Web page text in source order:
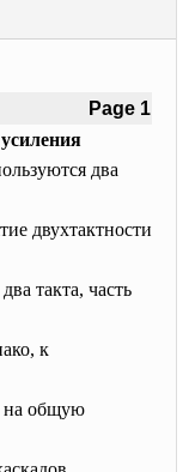
Page 1
два
двухтактности
такта, часть
к
на общую